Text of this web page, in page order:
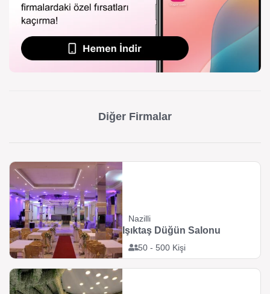
Diğer Firmalar
Nazilli
50 - 500 Kişi
Işıktaş Düğün Salonu